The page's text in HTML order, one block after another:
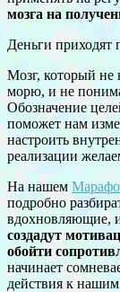
мозга на
Деньги приходят
Мозг, который не
морю, и не
Обозначение
поможет нам
настроить
реализации
На нашем
подробно
вдохновляющие,
создадут
обойти
начинает
действия к